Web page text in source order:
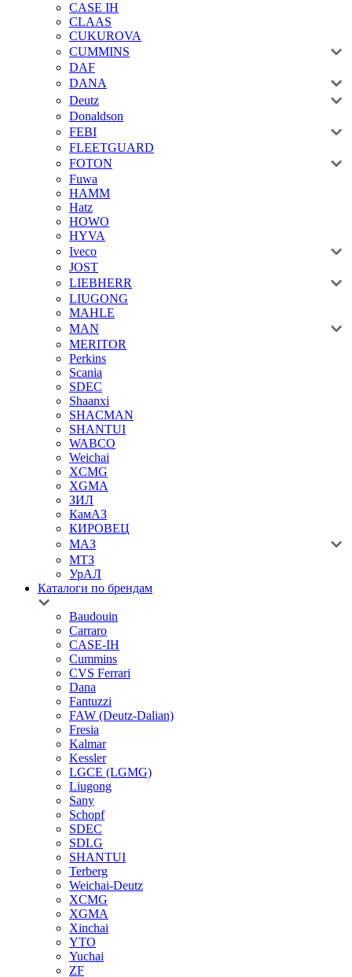
CASE IH
CLAAS
CUKUROVA
CUMMINS
DAF
DANA
Deutz
Donaldson
FEBI
FLEETGUARD
FOTON
Fuwa
HAMM
Hatz
HOWO
HYVA
Iveco
JOST
LIEBHERR
LIUGONG
MAHLE
MAN
MERITOR
Perkins
Scania
SDEC
Shaanxi
SHACMAN
SHANTUI
WABCO
Weichai
XCMG
XGMA
ЗИЛ
КамАЗ
КИРОВЕЦ
МАЗ
МТЗ
УрАЛ
Каталоги по брендам
Baudouin
Carraro
CASE-IH
Cummins
CVS Ferrari
Dana
Fantuzzi
FAW (Deutz-Dalian)
Fresia
Kalmar
Kessler
LGCE (LGMG)
Liugong
Sany
Schopf
SDEC
SDLG
SHANTUI
Terberg
Weichai-Deutz
XCMG
XGMA
Xinchai
YTO
Yuchai
ZF